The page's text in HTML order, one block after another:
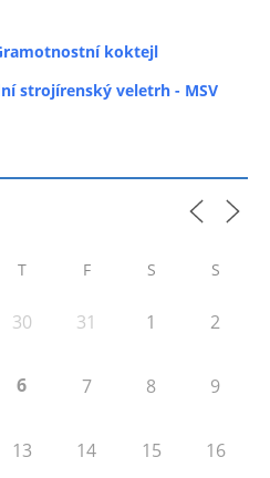
koktejl
strojírenský veletrh - MSV
T F S S
30 31 1 2
6 7 8 9
13 14 15 16